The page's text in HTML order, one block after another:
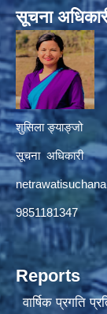
सूचना
शुसिला ङ्याङ्जो
सूचना अधिकारी
9851181347
Reports
वार्षिक प्रगति